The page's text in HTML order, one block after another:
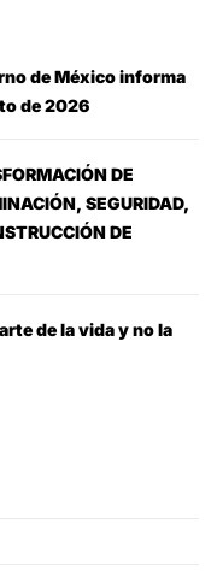
de México informa
de 2026
DE
SEGURIDAD,
DE
de la vida y no la